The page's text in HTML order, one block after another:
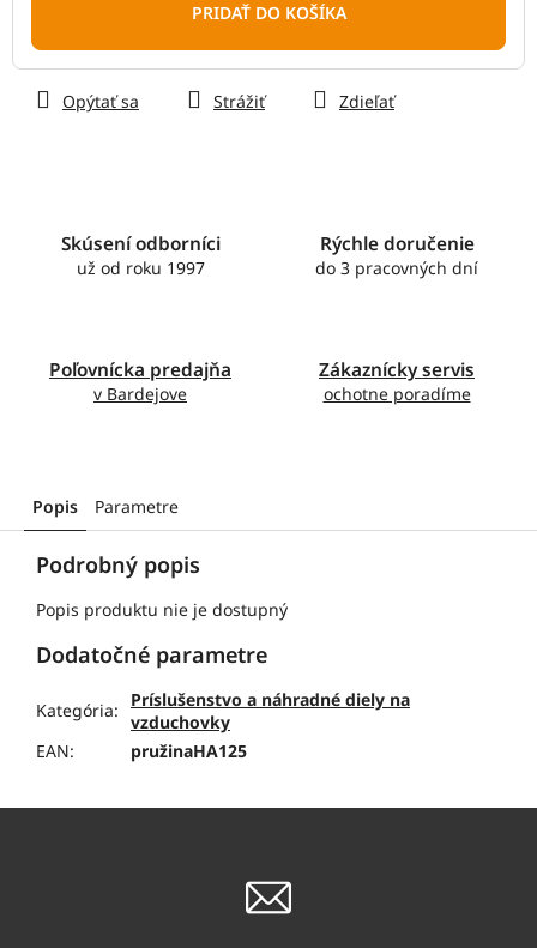
PRIDAŤ DO KOŠÍKA
Opýtať sa Strážiť Zdieľať
Skúsení odborníci
už od roku 1997
Rýchle doručenie
do 3 pracovných dní
Poľovnícka predajňa
v Bardejove
Zákaznícky servis
ochotne poradíme
Popis Parametre
Podrobný popis
Popis produktu nie je dostupný
Dodatočné parametre
Kategória:
Príslušenstvo a náhradné diely na
vzduchovky
EAN: pružinaHA125